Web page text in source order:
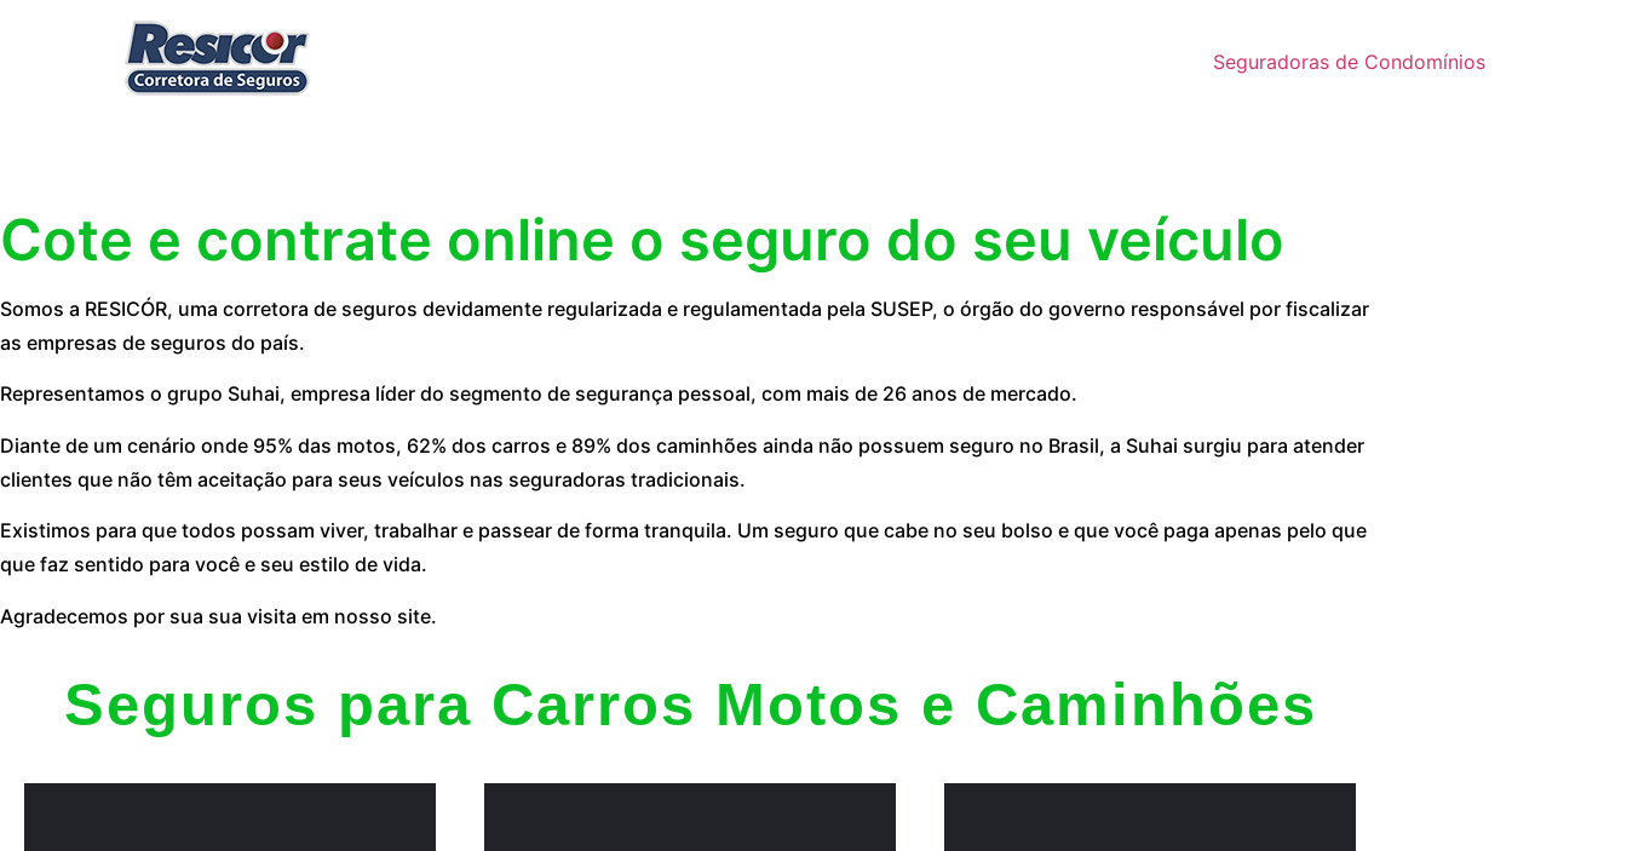
Seguradoras de Condomínios
Cote e contrate online o seguro do seu veículo
Somos a RESICÓR, uma corretora de seguros devidamente regularizada e regulamentada pela SUSEP, o órgão do governo responsável por fiscalizar
as empresas de seguros do país.
Representamos o grupo Suhai, empresa líder do segmento de segurança pessoal, com mais de 26 anos de mercado.
Diante de um cenário onde 95% das motos, 62% dos carros e 89% dos caminhões ainda não possuem seguro no Brasil, a Suhai surgiu para atender
clientes que não têm aceitação para seus veículos nas seguradoras tradicionais.
Existimos para que todos possam viver, trabalhar e passear de forma tranquila. Um seguro que cabe no seu bolso e que você paga apenas pelo que
que faz sentido para você e seu estilo de vida.
Agradecemos por sua sua visita em nosso site.
Seguros para Carros Motos e Caminhões